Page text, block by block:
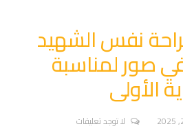
نفس الشهيد
صور لمناسبة
الأولى
لا توجد تعليقات